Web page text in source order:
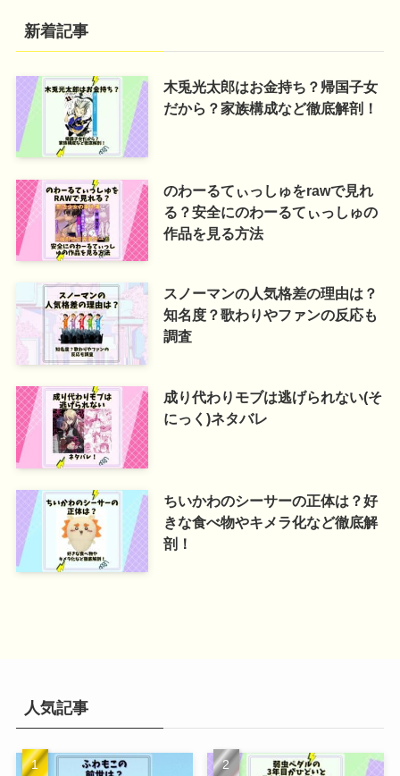
新着記事
木兎光太郎はお金持ち？帰国子女
だから？家族構成など徹底解剖！
のわーるてぃっしゅをrawで見れ
る？安全にのわーるてぃっしゅの
作品を見る方法
スノーマンの人気格差の理由は？
知名度？歌わりやファンの反応も
調査
成り代わりモブは逃げられない(そ
にっく)ネタバレ
ちいかわのシーサーの正体は？好
きな食べ物やキメラ化など徹底解
剖！
人気記事